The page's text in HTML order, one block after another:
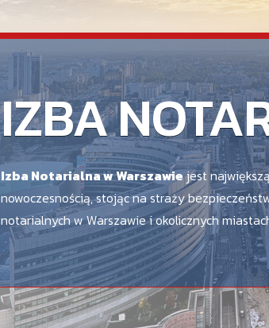
IZBA
Izba Notarialna w Warszawiejest
nowoczesnością, stojąc na straży
notarialnych w Warszawie i okolicznych